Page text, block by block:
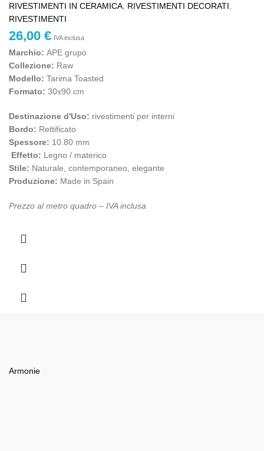
RIVESTIMENTI IN CERAMICA RIVESTIMENTI DECORATI
RIVESTIMENTI
26,00 € IVA inclusa
Marchio: APE grupo
Collezione: Raw
Modello: Tarima Toasted
Formato: 30x90 cm
Destinazione d'Uso: rivestimenti per interni
Bordo: Rettificato
Spessore: 10.80 mm
Effetto: Legno / materico
Stile: Naturale, contemporaneo, elegante
Produzione: Made in Spain
Prezzo al metro quadro – IVA inclusa
Armonie